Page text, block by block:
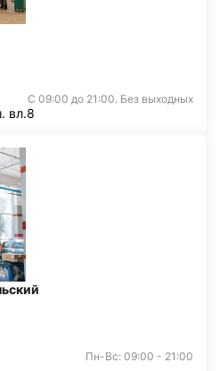
С 09:00 до 21:00. Без выходных
вл.8
Пн-Вс: 09:00 - 21:00